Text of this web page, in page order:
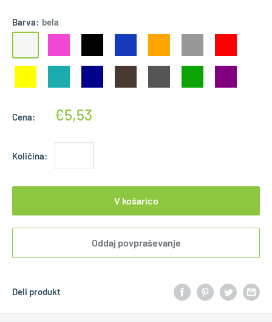
Barva: bela
Cena: €5,53
Količina:
V košarico
Oddaj povpraševanje
Deli produkt